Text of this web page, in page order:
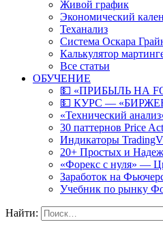
Живой график
Экономический
Теханализ
Система Оскара
Калькулятор
Все статьи
ОБУЧЕНИЕ
💵 «ПРИБЫЛЬ НА
💵 КУРС —
«Технический
30 паттернов Price
Индикаторы
20+ Простых и
«Форекс с нуля» —
Заработок на
Учебник по рынку
Найти: